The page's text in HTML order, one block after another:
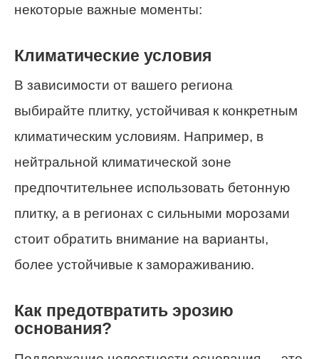
некоторые важные моменты:
Климатические условия
В зависимости от вашего региона
выбирайте плитку, устойчивая к конкретным
климатическим условиям. Например, в
нейтральной климатической зоне
предпочтительнее использовать бетонную
плитку, а в регионах с сильными морозами
стоит обратить внимание на варианты,
более устойчивые к замораживанию.
Как предотвратить эрозию
основания?